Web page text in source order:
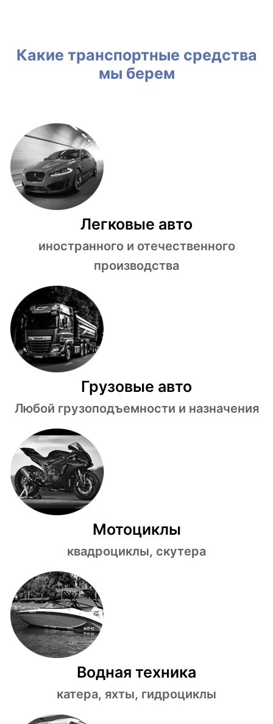
Какие транспортные средства
мы берем
Легковые авто
иностранного и отечественного
производства
Грузовые авто
Любой грузоподъемности и назначения
Мотоциклы
квадроциклы, скутера
Водная техника
катера, яхты, гидроциклы